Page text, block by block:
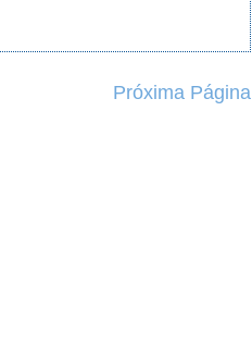
Próxima Página